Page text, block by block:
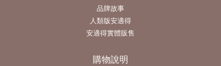
品牌故事
人類版安適得
安適得實體販售
購物說明